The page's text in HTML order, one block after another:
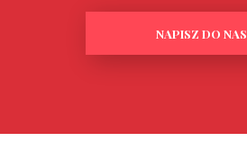
NAPISZ DO NAS